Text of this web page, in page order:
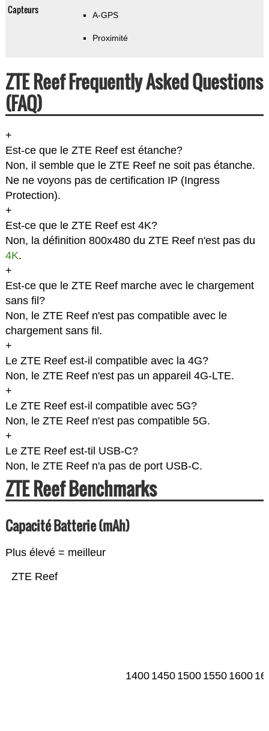
Capteurs A-GPS
Proximité
ZTE Reef Frequently Asked Questions
(FAQ)
+
Est-ce que le ZTE Reef est étanche?
Non, il semble que le ZTE Reef ne soit pas étanche.
Ne ne voyons pas de certification IP (Ingress
Protection).
+
Est-ce que le ZTE Reef est 4K?
Non, la définition 800x480 du ZTE Reef n'est pas du
4K.
+
Est-ce que le ZTE Reef marche avec le chargement
sans fil?
Non, le ZTE Reef n'est pas compatible avec le
chargement sans fil.
+
Le ZTE Reef est-il compatible avec la 4G?
Non, le ZTE Reef n'est pas un appareil 4G-LTE.
+
Le ZTE Reef est-il compatible avec 5G?
Non, le ZTE Reef n'est pas compatible 5G.
+
Le ZTE Reef est-til USB-C?
Non, le ZTE Reef n'a pas de port USB-C.
ZTE Reef Benchmarks
Capacité Batterie (mAh)
Plus élevé = meilleur
ZTE Reef
1400 1450 1500 1550 1600